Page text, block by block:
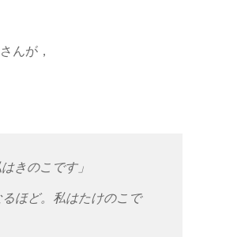
んが，
きのこです」
ほど。私はたけのこで